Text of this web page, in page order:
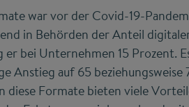
war vor der Covid-19-
in Behörden der Anteil
bei Unternehmen 15 Prozent.
Anstieg auf 65
Formate bieten viele